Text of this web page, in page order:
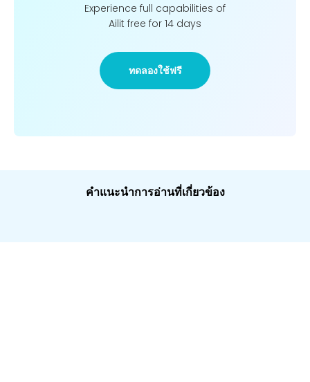
Experience full capabilities of
Ailit free for 14 days
ทดลองใช้ฟรี
คำแนะนำการอ่านที่เกี่ยวข้อง